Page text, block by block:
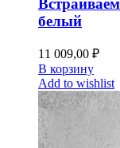
белый
11 009,00 ₽
В корзину
Add to wishlist